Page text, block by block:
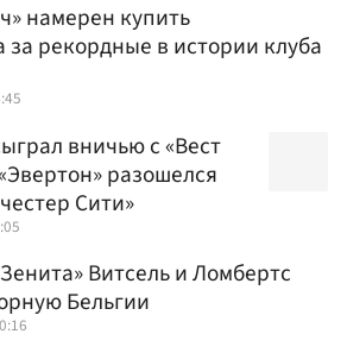
намерен купить
рекордные в истории клуба
вничью с «Вест
разошелся
Сити»
Витсель и Ломбертс
Бельгии